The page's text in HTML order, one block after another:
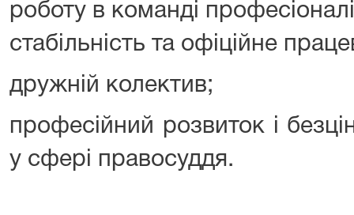
роботу в команді
стабільність та офіційне
дружній колектив;
професійний розвиток і
у сфері правосуддя.